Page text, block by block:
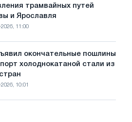
трамвайных путей
и Ярославля
11:00
окончательные пошлины
холоднокатаной стали из
10:01